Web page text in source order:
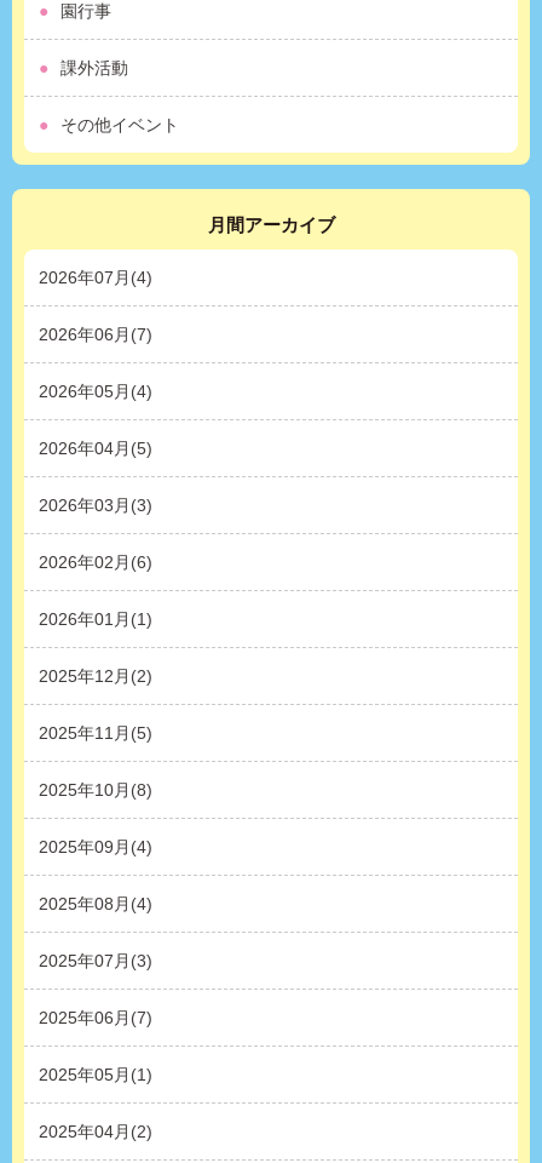
園行事
課外活動
その他イベント
月間アーカイブ
2026年07月(4)
2026年06月(7)
2026年05月(4)
2026年04月(5)
2026年03月(3)
2026年02月(6)
2026年01月(1)
2025年12月(2)
2025年11月(5)
2025年10月(8)
2025年09月(4)
2025年08月(4)
2025年07月(3)
2025年06月(7)
2025年05月(1)
2025年04月(2)